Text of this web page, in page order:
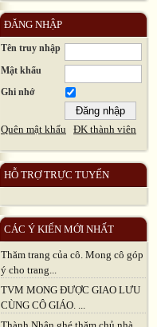
ĐĂNG NHẬP
Tên truy nhập
Mật khẩu
Ghi nhớ
Quên mật khẩu ĐK thành viên
HỖ TRỢ TRỰC TUYẾN
CÁC Ý KIẾN MỚI NHẤT
Thăm trang của cô. Mong cô góp
ý cho trang...
TVM MONG ĐƯỢC GIAO LƯU
CÙNG CÔ GIÁO. ...